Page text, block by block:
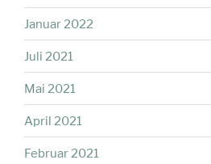
Januar 2022
Juli 2021
Mai 2021
April 2021
Februar 2021